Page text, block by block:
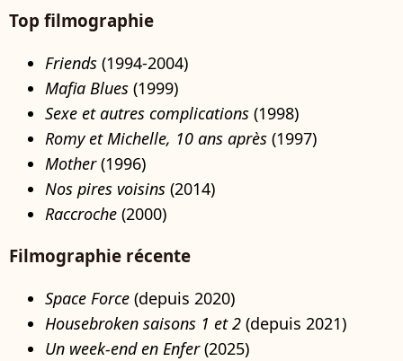
Top filmographie
Friends (1994-2004)
Mafia Blues (1999)
Sexe et autres complications (1998)
Romy et Michelle, 10 ans après (1997)
Mother(1996)
Nos pires voisins (2014)
Raccroche (2000)
Filmographie récente
Space Force (depuis 2020)
Housebroken saisons 1 et 2 (depuis 2021)
Un week-end en Enfer(2025)